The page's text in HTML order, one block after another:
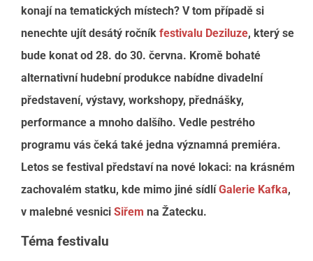
konají na tematických místech? V tom případě si
nenechte ujít desátý ročník festivalu Deziluze, který se
bude konat od 28. do 30. června. Kromě bohaté
alternativní hudební produkce nabídne divadelní
představení, výstavy, workshopy, přednášky,
performance a mnoho dalšího. Vedle pestrého
programu vás čeká také jedna významná premiéra.
Letos se festival představí na nové lokaci: na krásném
zachovalém statku, kde mimo jiné sídlíGalerie Kafka,
v malebné vesnici Siřem na Žatecku.
Téma festivalu